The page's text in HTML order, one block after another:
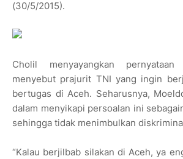
(30/5/2015).
Cholil menyayangkan
menyebut prajurit TNI yang ingin
bertugas di Aceh. Seharusnya,
dalam menyikapi persoalan ini
sehingga tidak menimbulkan
“Kalau berjilbab silakan di Aceh, ya